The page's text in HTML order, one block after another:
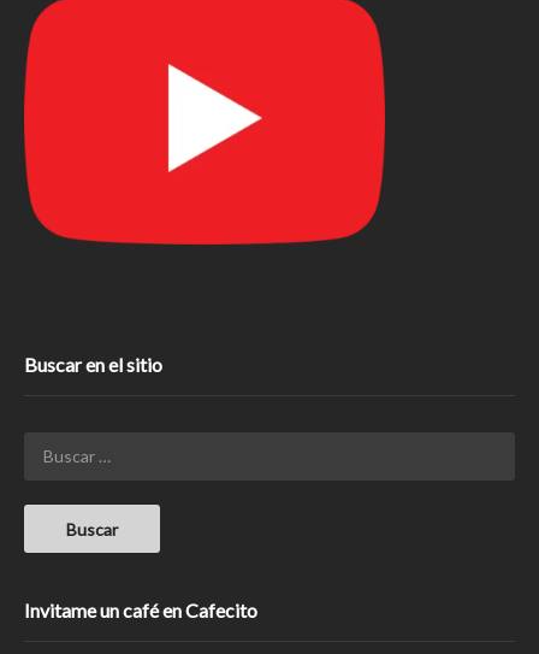
Buscar en el sitio
Invitame un café en Cafecito